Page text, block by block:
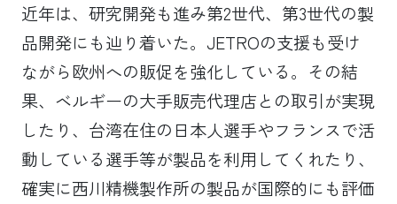
近年は、研究開発も進み第2世代、第3世代の製
品開発にも辿り着いた。JETROの支援も受け
ながら欧州への販促を強化している。その結
果、ベルギーの大手販売代理店との取引が実現
したり、台湾在住の日本人選手やフランスで活
動している選手等が製品を利用してくれたり、
確実に西川精機製作所の製品が国際的にも評価